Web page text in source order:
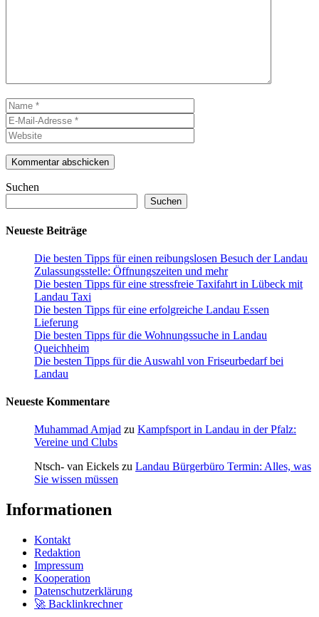
Name
Mail-
Adresse
Suchen
Suchen
Neueste Beiträge
Die besten Tipps für einen reibungslosen Besuch der Landau
Zulassungsstelle: Öffnungszeiten und mehr
Die besten Tipps für eine stressfreie Taxifahrt in Lübeck mit
Landau Taxi
Die besten Tipps für eine erfolgreiche Landau Essen
Lieferung
Die besten Tipps für die Wohnungssuche in Landau
Queichheim
Die besten Tipps für die Auswahl von Friseurbedarf bei
Landau
Neueste Kommentare
Muhammad Amjad zu Kampfsport in Landau in der Pfalz:
Vereine und Clubs
Ntsch- van Eickels zu Landau Bürgerbüro Termin: Alles, was
Sie wissen müssen
Informationen
Kontakt
Redaktion
Impressum
Kooperation
Datenschutzerklärung
🚀 Backlinkrechner